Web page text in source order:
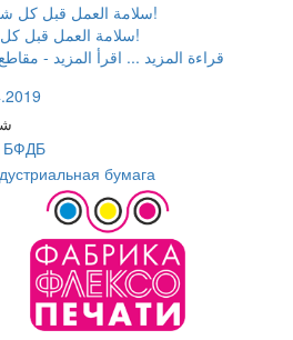
سلامة العمل قبل كل شيء!
قراءة المزيد ... اقرأ المزيد -